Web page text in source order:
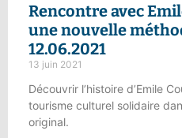
Rencontre avec
une nouvelle
12.06.2021
13 juin 2021
Découvrir l’histoire d’Emile
tourisme culturel solidaire
original.